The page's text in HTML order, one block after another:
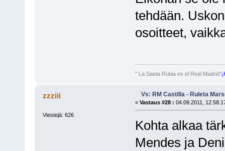
tehdään.
osoitteet,
" La Saeta Rubia es el Real Madrid"
zzziii
Viestejä: 626
Vs: RM Castilla - Ruleta
« Vastaus #28 : 04.09.2011,
Kohta alkaa
Mendes ja